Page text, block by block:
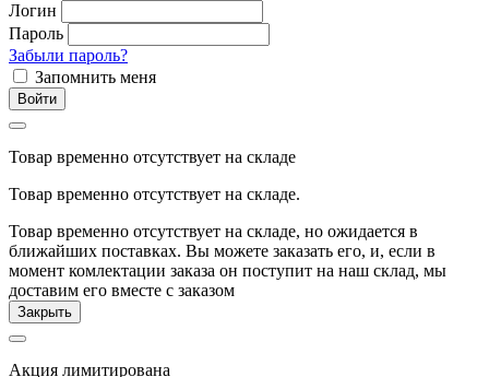
Логин
Пароль
Забыли пароль?
Запомнить меня
Войти
Товар временно отсутствует на складе
Товар временно отсутствует на складе.
Товар временно отсутствует на складе, но ожидается в
ближайших поставках. Вы можете заказать его, и, если в
момент комлектации заказа он поступит на наш склад, мы
доставим его вместе с заказом
Закрыть
Акция лимитирована